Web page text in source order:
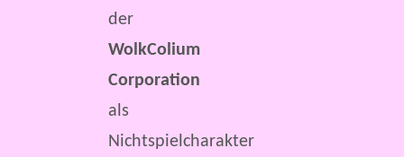
der
WolkColium
Corporation
als
Nichtspielcharakter